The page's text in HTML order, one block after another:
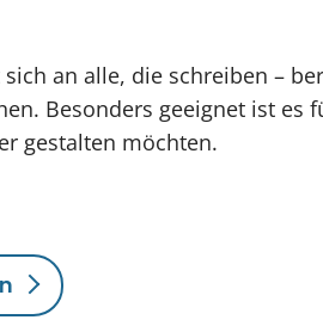
an alle, die schreiben –
Besonders geeignet ist
gestalten möchten.